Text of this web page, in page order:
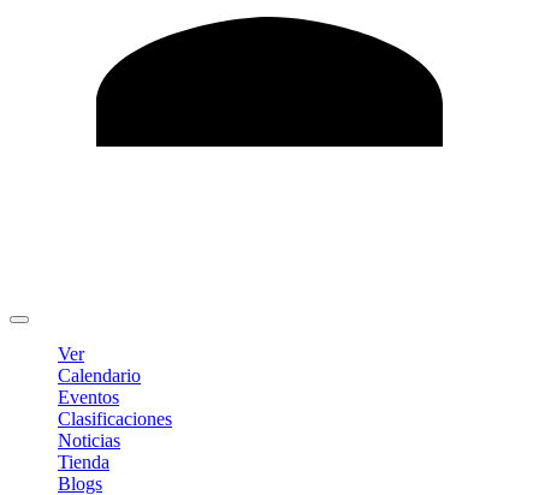
Ver
Calendario
Eventos
Clasificaciones
Noticias
Tienda
Blogs